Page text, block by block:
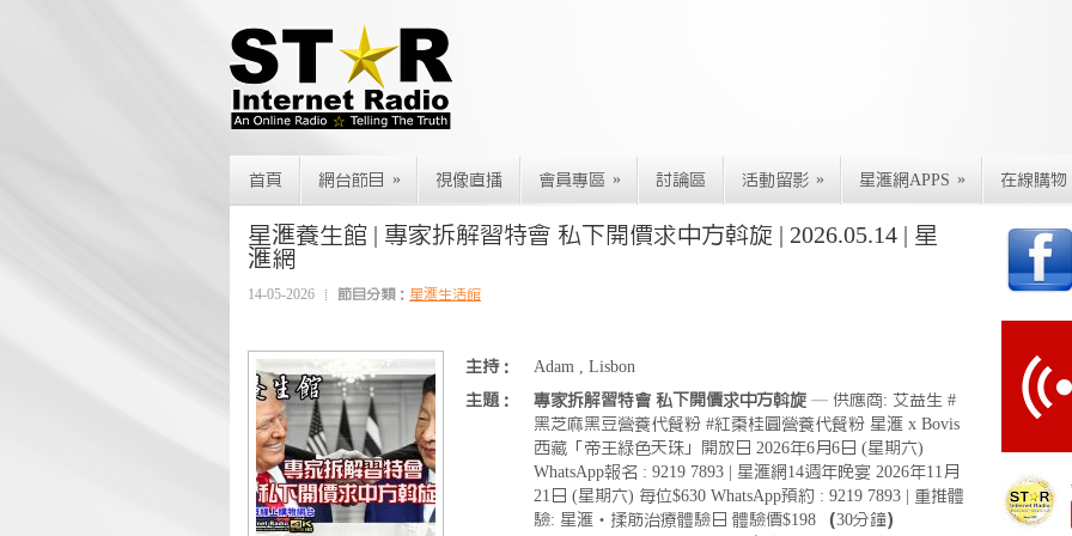
首頁 網台節目 » 視像直播 會員專區 » 討論區 活動留影 » 星滙網APPS » 在線購物
星滙養生館 | 專家拆解習特會 私下開價求中方斡旋 | 2026.05.14 | 星
滙網
14-05-2026 節目分類： 星滙生活館
主持：
Adam , Lisbon
主題：
專家拆解習特會 私下開價求中方斡旋 — 供應商: 艾益生 #
黑芝麻黑豆營養代餐粉 #紅棗桂圓營養代餐粉 星滙 x Bovis
西藏「帝王綠色天珠」開放日 2026年6月6日 (星期六)
WhatsApp報名 : 9219 7893 | 星滙網14週年晚宴 2026年11月
21日 (星期六) 每位$630 WhatsApp預約 : 9219 7893 | 重推體
驗: 星滙・揉筋治療體驗日 體驗價$198 （30分鐘）